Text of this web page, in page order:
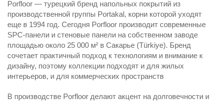
Porfloor — турецкий бренд напольных покрытий из
производственной группы Portakal, корни которой уходят
еще в 1994 год. Сегодня Porfloor производит современные
SPC-панели и стеновые панели на собственном заводе
площадью около 25 000 м² в Сакарье (Türkiye). Бренд
сочетает практичный подход к технологиям и внимание к
дизайну, поэтому коллекции подходят и для жилых
интерьеров, и для коммерческих пространств
В производстве Porfloor делают акцент на долговечности и